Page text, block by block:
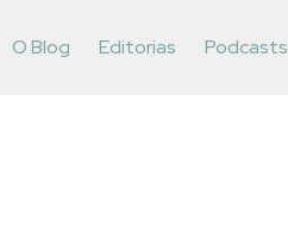
O Blog Editorias Podcasts